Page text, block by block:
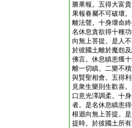
勝果報。五得大富
果報眷屬不可破壞
離法聲。十身壞命
名休息貪欲得十種
向無上菩提。是人
於彼國土離於魔怨
佛言。休息瞋恚獲
離一切瞋。二樂不
與賢聖相會。五得
見衆生樂則生歡喜
口意光澤調柔。十
者。是名休息瞋恚
根迴向無上菩提。
提時。於彼國土所